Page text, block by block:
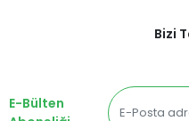
Bizi
E-Bülten